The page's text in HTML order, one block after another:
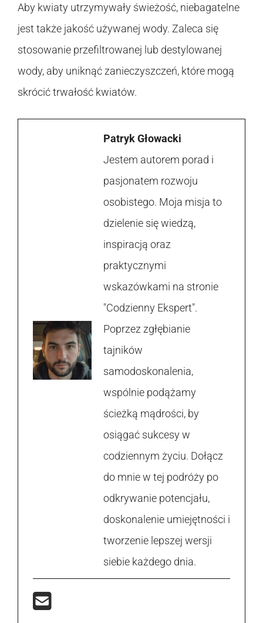
Aby kwiaty utrzymywały świeżość, niebagatelne
jest także jakość używanej wody. Zaleca się
stosowanie przefiltrowanej lub destylowanej
wody, aby uniknąć zanieczyszczeń, które mogą
skrócić trwałość kwiatów.
Patryk Głowacki
Jestem autorem porad i
pasjonatem rozwoju
osobistego. Moja misja to
dzielenie się wiedzą,
inspiracją oraz
praktycznymi
wskazówkami na stronie
"Codzienny Ekspert".
Poprzez zgłębianie
tajników
samodoskonalenia,
wspólnie podążamy
ścieżką mądrości, by
osiągać sukcesy w
codziennym życiu. Dołącz
do mnie w tej podróży po
odkrywanie potencjału,
doskonalenie umiejętności i
tworzenie lepszej wersji
siebie każdego dnia.